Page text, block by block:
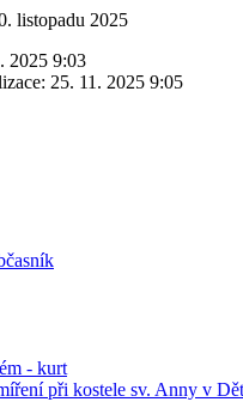
listopadu 2025
2025 9:03
25. 11. 2025 9:05
- kurt
při kostele sv. Anny v